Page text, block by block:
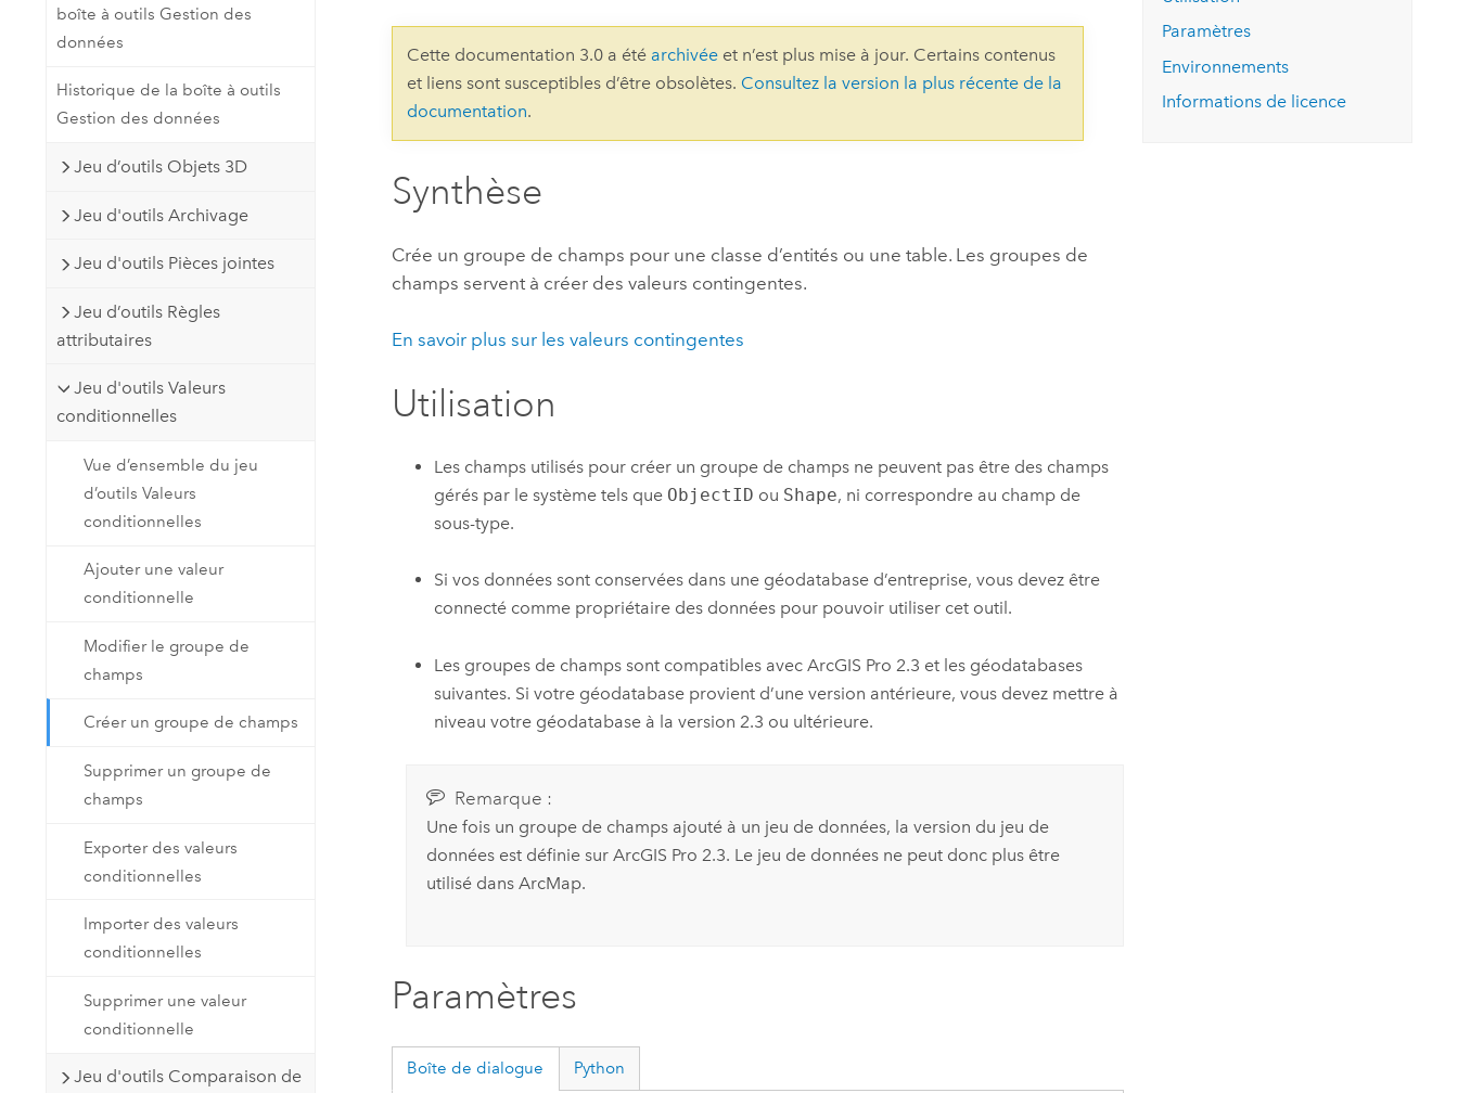
cartographie et d’analyse spatiale
Tous les produits
essai gratuit.
Explorer ce cours
professionnels et
technologiques
perspectives et
tendances de
l’univers
Lire le récit
boîte à outils Gestion des
données
Historique de la boîte à outils
Gestion des données
Jeu d’outils Objets 3D
Jeu d'outils Archivage
Jeu d'outils Pièces jointes
Jeu d’outils Règles
attributaires
Jeu d'outils Valeurs
conditionnelles
Vue d’ensemble du jeu
d’outils Valeurs
conditionnelles
Ajouter une valeur
conditionnelle
Modifier le groupe de
champs
Créer un groupe de champs
Supprimer un groupe de
champs
Exporter des valeurs
conditionnelles
Importer des valeurs
conditionnelles
Supprimer une valeur
conditionnelle
Jeu d'outils Comparaison de
Cette documentation 3.0 a été archivée et n’est plus mise à jour. Certains contenus
et liens sont susceptibles d’être obsolètes. Consultez la version la plus récente de la
documentation.
Synthèse
Crée un groupe de champs pour une classe d’entités ou une table. Les groupes de
champs servent à créer des valeurs contingentes.
En savoir plus sur les valeurs contingentes
Utilisation
Les champs utilisés pour créer un groupe de champs ne peuvent pas être des champs
gérés par le système tels que ObjectID ou Shape, ni correspondre au champ de
sous-type.
Si vos données sont conservées dans une géodatabase d’entreprise, vous devez être
connecté comme propriétaire des données pour pouvoir utiliser cet outil.
Les groupes de champs sont compatibles avec ArcGIS Pro 2.3 et les géodatabases
suivantes. Si votre géodatabase provient d’une version antérieure, vous devez mettre à
niveau votre géodatabase à la version 2.3 ou ultérieure.
Remarque :
Une fois un groupe de champs ajouté à un jeu de données, la version du jeu de
données est définie sur ArcGIS Pro 2.3. Le jeu de données ne peut donc plus être
utilisé dans ArcMap.
Paramètres
Boîte de dialogue Python
Paramètres
Environnements
Informations de licence